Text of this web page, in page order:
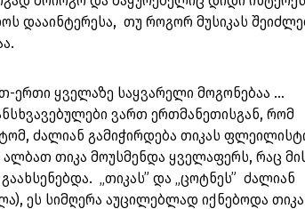
დააინტერესა, თუ როგორ მუსიკას
ერთი ყველაზე საყვარელი მოგონებაა …
ვართ ერთმანეთისგან, რომ
ძალიან გამიჭირდება თიკას
თიკა მოუსმენდა ყველაფერს, რაც
„თიკას” და „ცოტნეს” ძალიან
ეს სიმღერა აუცილებლად იქნებოდა